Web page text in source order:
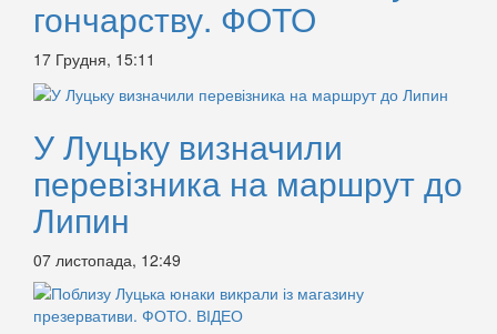
гончарству. ФОТО
17 Грудня, 15:11
У Луцьку визначили
перевізника на маршрут до
Липин
07 листопада, 12:49